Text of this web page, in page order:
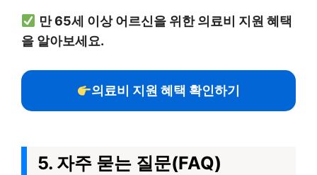
만 65세 이상 어르신을 위한 의료비 지원 혜택
을 알아보세요.
의료비 지원 혜택 확인하기
5. 자주 묻는 질문(FAQ)